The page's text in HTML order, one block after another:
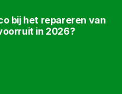
bij het repareren van
in 2026?